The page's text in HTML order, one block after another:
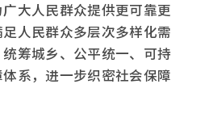
大人民群众提供更可靠更
人民群众多层次多样化需
筹城乡、公平统一、可持
系，进一步织密社会保障